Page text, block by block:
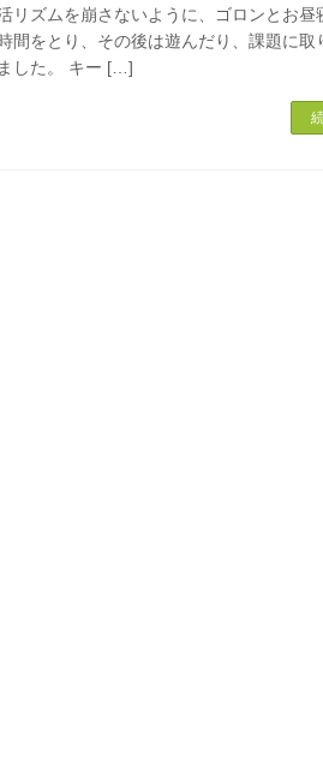
リズムを崩さないように、ゴロンとお昼
間をとり、その後は遊んだり、課題に取
した。 キー […]